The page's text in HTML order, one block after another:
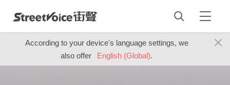
According to your device's language settings, we
also offer
English (Global).